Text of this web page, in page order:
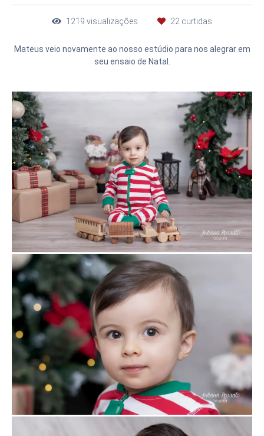
1219 visualizações 22 curtidas
Mateus veio novamente ao nosso estúdio para nos alegrar em
seu ensaio de Natal.